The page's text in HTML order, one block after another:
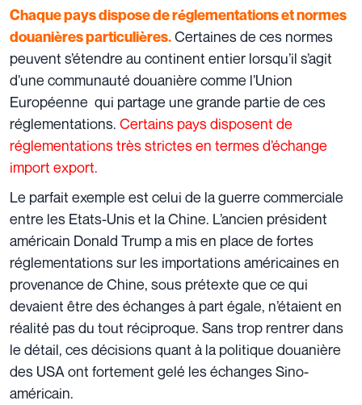
Chaque pays dispose de réglementations et normes
douanières particulières.Certaines de ces normes
peuvent s’étendre au continent entier lorsqu’il s’agit
d’une communauté douanière comme l’Union
Européenne qui partage une grande partie de ces
réglementations. Certains pays disposent de
réglementations très strictes en termes d’échange
import export.
Le parfait exemple est celui de la guerre commerciale
entre les Etats-Unis et la Chine. L’ancien président
américain Donald Trump a mis en place de fortes
réglementations sur les importations américaines en
provenance de Chine, sous prétexte que ce qui
devaient être des échanges à part égale, n’étaient en
réalité pas du tout réciproque. Sans trop rentrer dans
le détail, ces décisions quant à la politique douanière
des USA ont fortement gelé les échanges Sino-
américain.